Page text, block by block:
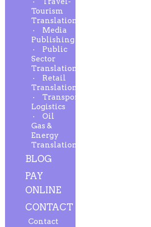
Tourism
Translation
Media
Publishing
Public
Sector
Translation
Retail
Translation
Transport-
Logistics
Oil
Gas &
Energy
Translation
BLOG
PAY
ONLINE
CONTACT
Contact